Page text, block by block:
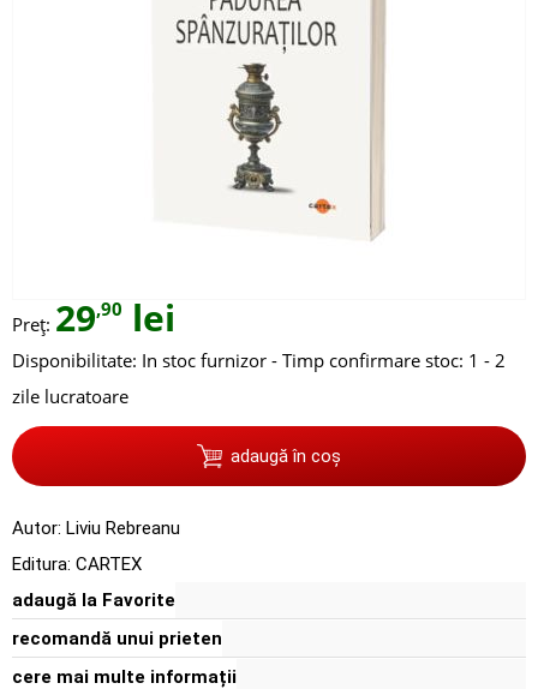
Preț: 29,90 lei
Disponibilitate: In stoc furnizor - Timp confirmare stoc: 1 - 2
zile lucratoare
adaugă în coș
Autor: Liviu Rebreanu
Editura: CARTEX
adaugă la Favorite
recomandă unui prieten
cere mai multe informații